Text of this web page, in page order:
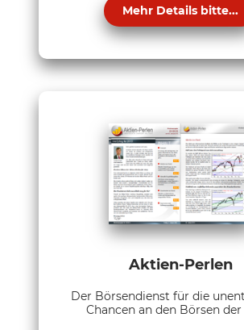
Mehr Details bitte...
Aktien-Perlen
Der Börsendienst für die
Chancen an den Börsen